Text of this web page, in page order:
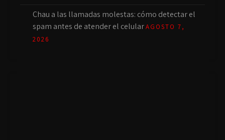
Chau a las llamadas molestas: cómo detectar el
spam antes de atender el celularAGOSTO 7,
2026